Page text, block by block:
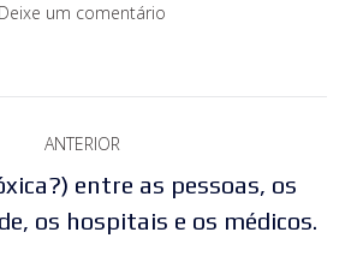
Deixe um comentário
ANTERIOR
Post
anterior:
entre as pessoas, os
os hospitais e os médicos.